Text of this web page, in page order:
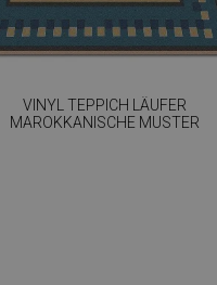
VINYL TEPPICH LÄUFER
MAROKKANISCHE MUSTER